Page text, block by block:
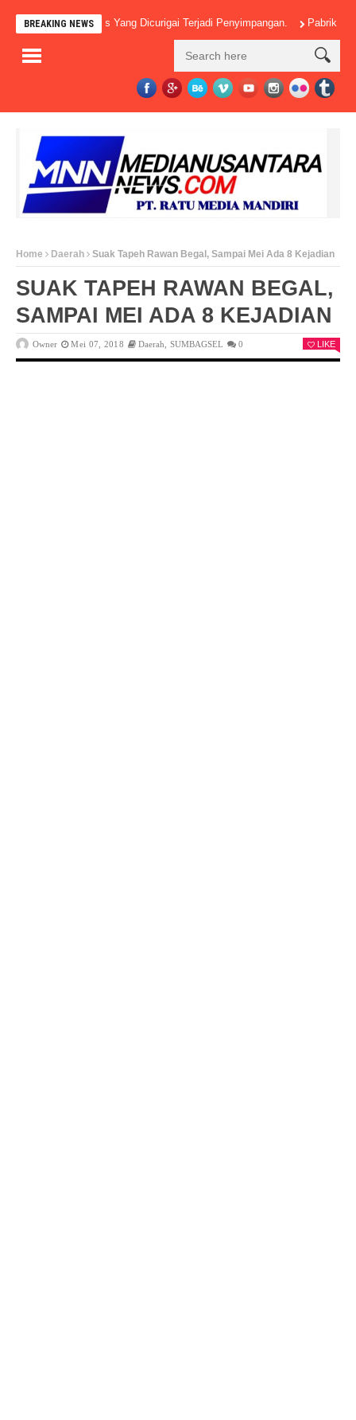
BREAKING NEWS
Pos-Pos Yang Dicurigai Terjadi Penyimpangan. Pabrik Kelapa
Home Daerah Suak Tapeh Rawan Begal, Sampai Mei Ada 8 Kejadian
SUAK TAPEH RAWAN BEGAL,
SAMPAI MEI ADA 8 KEJADIAN
Owner Mei 07, 2018 Daerah SUMBAGSEL 0 LIKE